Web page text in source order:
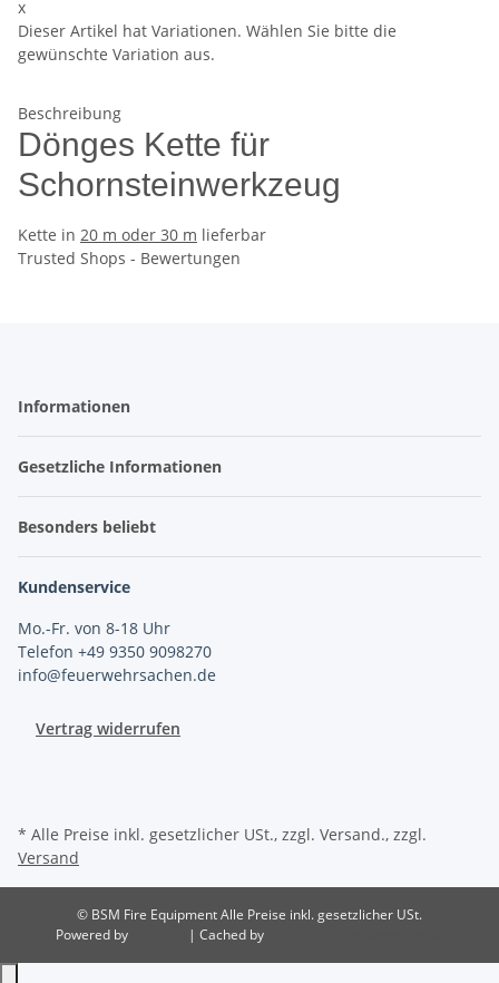
x
Dieser Artikel hat Variationen. Wählen Sie bitte die
gewünschte Variation aus.
Beschreibung
Dönges Kette für
Schornsteinwerkzeug
Kette in 20 m oder 30 m lieferbar
Trusted Shops - Bewertungen
Informationen
Gesetzliche Informationen
Besonders beliebt
Kundenservice
Mo.-Fr. von 8-18 Uhr
Telefon +49 9350 9098270
info@feuerwehrsachen.de
Vertrag widerrufen
* Alle Preise inkl. gesetzlicher USt., zzgl. Versand., zzgl.
Versand
© BSM Fire EquipmentAlle Preise inkl. gesetzlicher USt.
Powered by
| Cached by